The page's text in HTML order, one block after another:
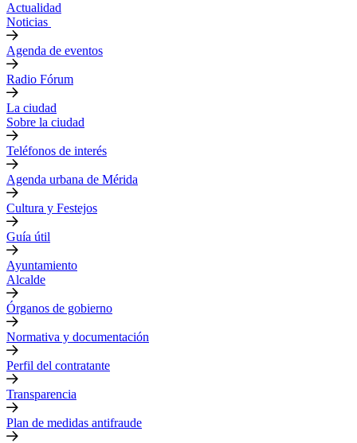
Actualidad
Noticias
Agenda de eventos
Radio Fórum
La ciudad
Sobre la ciudad
Teléfonos de interés
Agenda urbana de Mérida
Cultura y Festejos
Guía útil
Ayuntamiento
Alcalde
Órganos de gobierno
Normativa y documentación
Perfil del contratante
Transparencia
Plan de medidas antifraude